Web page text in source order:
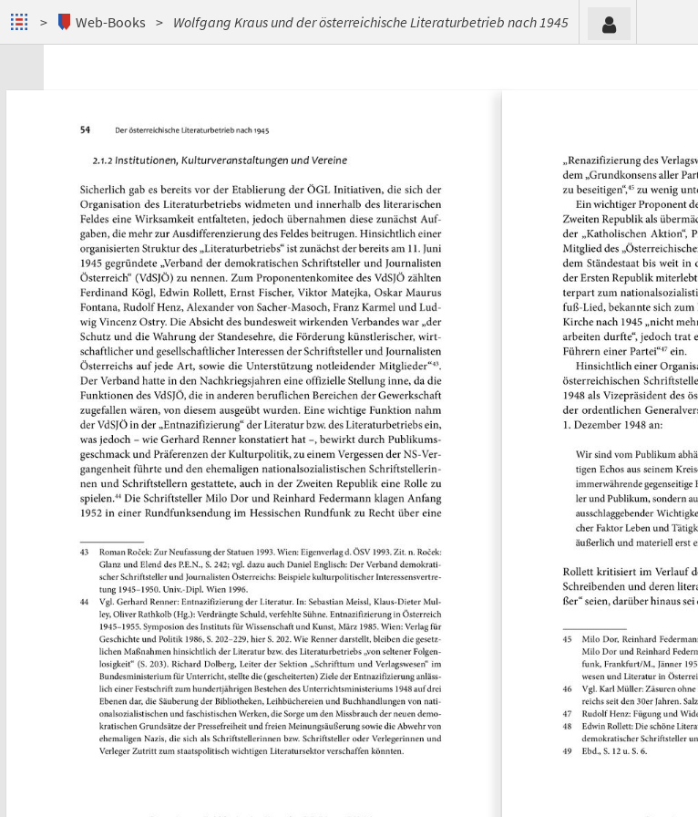
Web-Books Wolfgang Kraus und der österreichische Literaturbetrieb nach 1945